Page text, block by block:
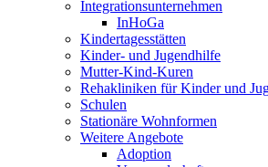
Integrationsunternehmen
InHoGa
Kindertagesstätten
Kinder- und Jugendhilfe
Mutter-Kind-Kuren
Rehakliniken für Kinder und
Schulen
Stationäre Wohnformen
Weitere Angebote
Adoption